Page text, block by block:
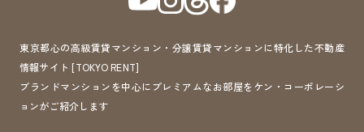
東京都心の高級賃貸マンション・分譲賃貸マンションに特化した不動産
情報サイト [TOKYO RENT]
ブランドマンションを中心にプレミアムなお部屋をケン・コーポレーシ
ョンがご紹介します